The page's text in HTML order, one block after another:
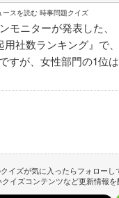
スを読む 時事問題クイズ
モニターが発表した、
用社数ランキング』で
すが、女性部門の1位
イズが気に入ったらフォローし
クイズコンテンツなど更新情報